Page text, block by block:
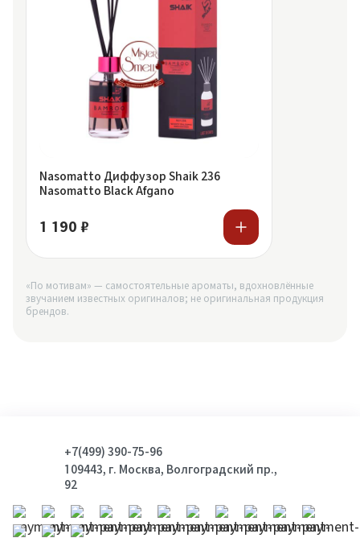
Nasomatto Диффузор Shaik 236
Nasomatto Black Afgano
1 190 ₽
«По мотивам» — самостоятельные ароматы, вдохновлённые
звучанием известных оригиналов; не оригинальная продукция
брендов.
+7(499) 390-75-96
109443, г. Москва, Волгоградский пр.,
92